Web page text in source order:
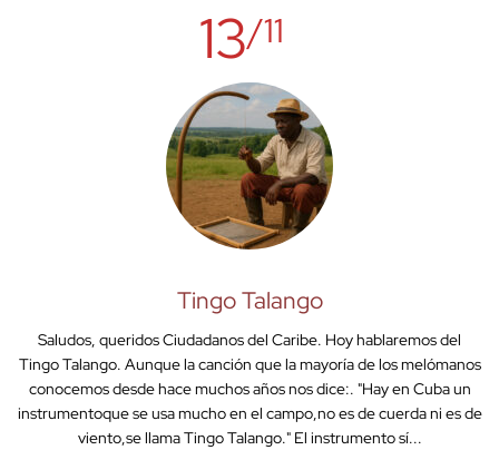
13/11
Tingo Talango
Saludos, queridos Ciudadanos del Caribe. Hoy hablaremos del
Tingo Talango. Aunque la canción que la mayoría de los melómanos
conocemos desde hace muchos años nos dice:. "Hay en Cuba un
instrumentoque se usa mucho en el campo,no es de cuerda ni es de
viento,se llama Tingo Talango." El instrumento sí...